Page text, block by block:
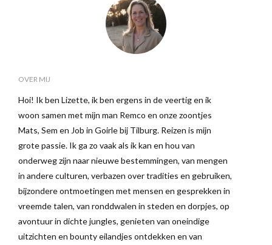
OVER MIJ
Hoi! Ik ben Lizette, ik ben ergens in de veertig en ik
woon samen met mijn man Remco en onze zoontjes
Mats, Sem en Job in Goirle bij Tilburg. Reizen is mijn
grote passie. Ik ga zo vaak als ik kan en hou van
onderweg zijn naar nieuwe bestemmingen, van mengen
in andere culturen, verbazen over tradities en gebruiken,
bijzondere ontmoetingen met mensen en gesprekken in
vreemde talen, van ronddwalen in steden en dorpjes, op
avontuur in dichte jungles, genieten van oneindige
uitzichten en bounty eilandjes ontdekken en van